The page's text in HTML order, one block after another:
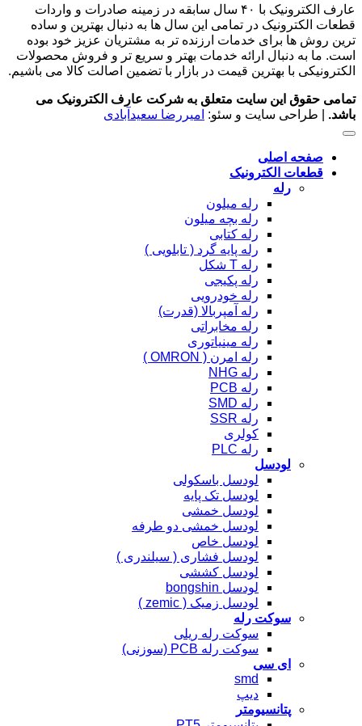
عارف الکترونیک با ۴۰ سال سابقه در زمینه صادرات و واردات
قطعات الکترونیک در تمامی این سال ها به دنبال بهترین و ساده
ترین روش ها برای خدمات ارزنده تر به مشتریان عزیز خود بوده
است. ما به دنبال ارائه خدمات بهتر و سریع تر و فروش محصولات
الکترونیکی با بهترین قیمت در بازار با تضمین اصالت کالا می باشیم.
تمامی حقوق این سایت متعلق به شرکت عارف الکترونیک می
باشد. | طراحی سایت و سئو: امیررضا سعیدآبادی
صفحه اصلی
قطعات الکترونیک
رله
رله میلون
رله بچه میلون
رله کتابی
رله پایه گرد ( تابلویی )
رله T شکل
رله پکیجی
رله خودرویی
رله آمپربالا (قدرت)
رله مخابراتی
رله مینیاتوری
رله امرن ( OMRON )
رله NHG
رله PCB
رله SMD
رله SSR
کولری
رله PLC
لودسل
لودسل باسکولی
لودسل تک پایه
لودسل خمشی
لودسل خمشی دو طرفه
لودسل خاص
لودسل فشاری ( سیلندری )
لودسل کششی
لودسل bongshin
لودسل زمیک ( zemic )
سوکت رله
سوکت رله ریلی
سوکت رله PCB (سوزنی)
ای سی
smd
دیپ
پتانسیومتر